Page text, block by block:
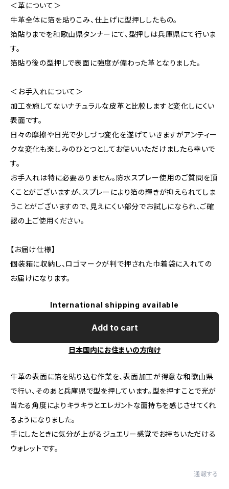
＜革について＞
牛革全体に箔を貼りこみ、仕上げに型押ししたもの。
箔貼りまでを和歌山県タンナーにて、型押しは兵庫県にて行いま
す。
箔貼り後の型押しで表面に強度が備わった革となりました。
＜お手入れについて＞
加工を施してないナチュラルな皮革と比較しますと変化しにくい
表面です。
日々の摩擦や日光で少しづつ変化を遂げていきますがアンティー
クな変化も楽しみのひとつとしてお使いいただけましたら幸いで
す。
お手入れは特に必要ありません。防水スプレー使用のご質問を頂
くことがございますが、スプレーにより箔の輝きが抑えられてしま
うことがございますので、見えにくい部分でお試しになられ、ご確
認の上ご使用ください。
【お届け仕様】
個装箱に収納し、ロゴマークが判で押された巾着袋に入れての
お届けになります。
International shipping available
Add to cart
日本国内にお住まいの方向け
牛革の表面に箔を貼り込む作業を、表面加工が得意な和歌山県
で行い、そのあと兵庫県で型を押しています。型を押すことで光が
当たる角度によりキラキラとエレガントな面持ちを感じさせてくれ
るようになりました。
手にしたときに気分が上がるジュエリー感覚でお持ちいただける
ウォレットです。
通報する